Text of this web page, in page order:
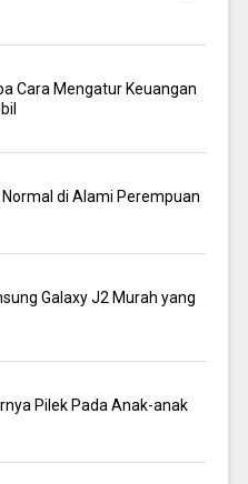
Cara Mengatur Keuangan
Normal di Alami Perempuan
Galaxy J2 Murah yang
Pilek Pada Anak-anak